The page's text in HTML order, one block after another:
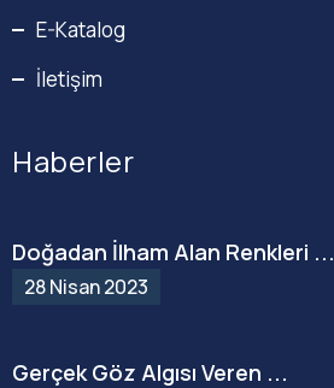
E-Katalog
İletişim
Haberler
Doğadan İlham Alan Renkleri ...
28 Nisan 2023
Gerçek Göz Algısı Veren ...